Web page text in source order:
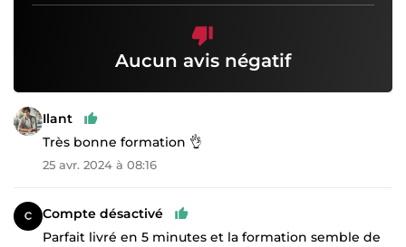
Aucun avis négatif
Ilant
Très bonne formation 👌
25 avr. 2024 à 08:16
Compte désactivé
Parfait livré en 5 minutes et la formation semble de